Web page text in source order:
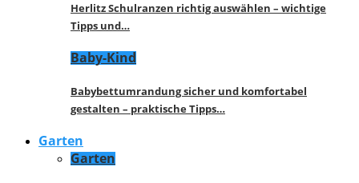
Herlitz Schulranzen richtig auswählen – wichtige
Tipps und…
Baby-Kind
Babybettumrandung sicher und komfortabel
gestalten – praktische Tipps…
Garten
Garten